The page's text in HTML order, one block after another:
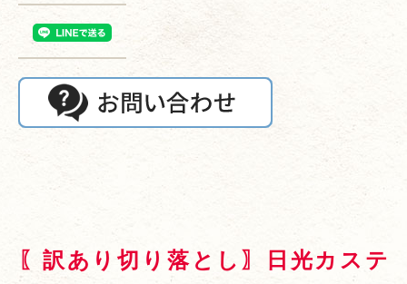
〖訳あり切り落とし〗日光カステ